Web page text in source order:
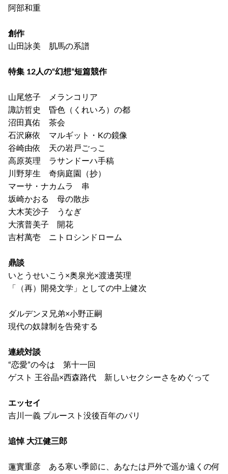
阿部和重
創作
山田詠美 肌馬の系譜
特集 12人の“幻想”短篇競作
山尾悠子 メランコリア
諏訪哲史 昏色（くれいろ）の都
沼田真佑 茶会
石沢麻依 マルギット・Kの鏡像
谷崎由依 天の岩戸ごっこ
高原英理 ラサンドーハ手稿
川野芽生 奇病庭園（抄）
マーサ・ナカムラ 串
坂崎かおる 母の散歩
大木芙沙子 うなぎ
大濱普美子 開花
吉村萬壱 ニトロシンドローム
鼎談
いとうせいこう×奥泉光×渡邊英理
「（再）開発文学」としての中上健次
ダルデンヌ兄弟×小野正嗣
現代の奴隷制を告発する
連続対談
“恋愛”の今は 第十一回
ゲスト 王谷晶×西森路代 新しいセクシーさをめぐって
エッセイ
吉川一義 プルースト没後百年のパリ
追悼 大江健三郎
蓮實重彦 ある寒い季節に、あなたは戸外で遥か遠くの何